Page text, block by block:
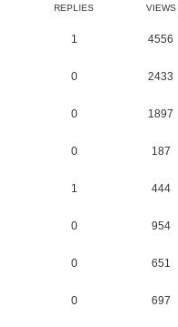
REPLIES VIEWS
1 4556
0 2433
0 1897
0 187
1 444
0 954
0 651
0 697